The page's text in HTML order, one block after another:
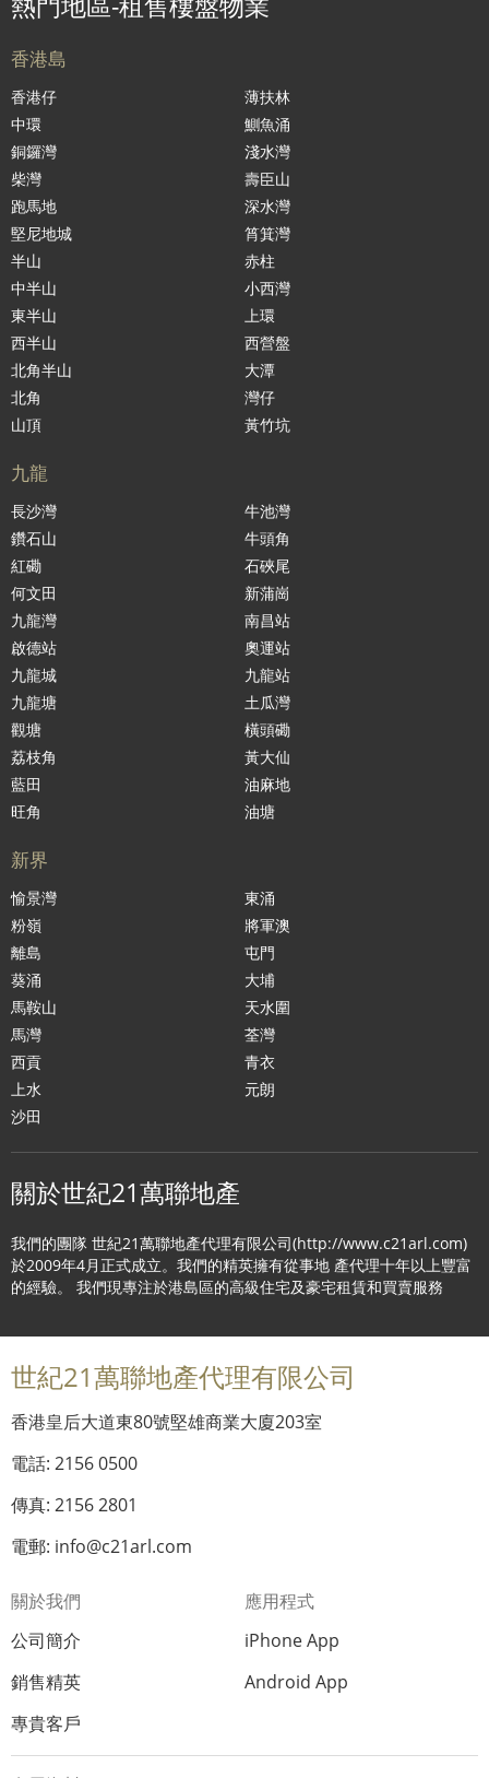
香港島
香港仔
中環
銅鑼灣
柴灣
跑馬地
堅尼地城
半山
中半山
東半山
西半山
北角半山
北角
山頂
薄扶林
鰂魚涌
淺水灣
壽臣山
深水灣
筲箕灣
赤柱
小西灣
上環
西營盤
大潭
灣仔
黃竹坑
九龍
長沙灣
鑽石山
紅磡
何文田
九龍灣
啟德站
九龍城
九龍塘
觀塘
荔枝角
藍田
旺角
牛池灣
牛頭角
石硤尾
新蒲崗
南昌站
奧運站
九龍站
土瓜灣
橫頭磡
黃大仙
油麻地
油塘
新界
愉景灣
粉嶺
離島
葵涌
馬鞍山
馬灣
西貢
上水
沙田
東涌
將軍澳
屯門
大埔
天水圍
荃灣
青衣
元朗
關於世紀21萬聯地產
我們的團隊 世紀21萬聯地產代理有限公司(http://www.c21arl.com)
於2009年4月正式成立。我們的精英擁有從事地 產代理十年以上豐富
的經驗。 我們現專注於港島區的高級住宅及豪宅租賃和買賣服務
世紀21萬聯地產代理有限公司
香港皇后大道東80號堅雄商業大廈203室
電話: 2156 0500
傳真: 2156 2801
電郵: info@c21arl.com
關於我們
公司簡介
銷售精英
專貴客戶
應用程式
iPhone App
Android App